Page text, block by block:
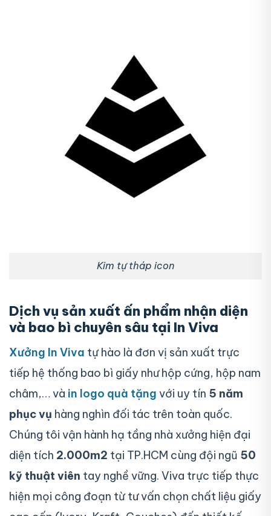
Kim tự tháp icon
Dịch vụ sản xuất ấn phẩm nhận diện
và bao bì chuyên sâu tại In Viva
Xưởng In Viva tự hào là đơn vị sản xuất trực
tiếp hệ thống bao bì giấy như hộp cứng, hộp nam
châm,… và in logo quà tặng với uy tín 5 năm
phục vụ hàng nghìn đối tác trên toàn quốc.
Chúng tôi vận hành hạ tầng nhà xưởng hiện đại
diện tích 2.000m2 tại TP.HCM cùng đội ngũ 50
kỹ thuật viên tay nghề vững. Viva trực tiếp thực
hiện mọi công đoạn từ tư vấn chọn chất liệu giấy